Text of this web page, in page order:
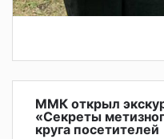
ММК открыл
«Секреты
круга посетителей